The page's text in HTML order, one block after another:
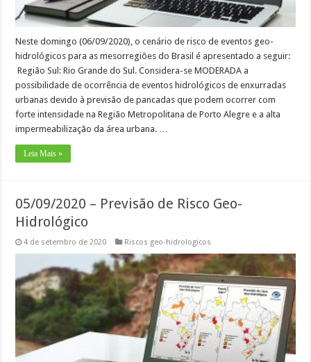
Neste domingo (06/09/2020), o cenário de risco de eventos geo-
hidrológicos para as mesorregiões do Brasil é apresentado a seguir:
Região Sul: Rio Grande do Sul. Considera-se MODERADA a
possibilidade de ocorrência de eventos hidrológicos de enxurradas
urbanas devido à previsão de pancadas que podem ocorrer com
forte intensidade na Região Metropolitana de Porto Alegre e a alta
impermeabilização da área urbana. …
Leia Mais »
05/09/2020 – Previsão de Risco Geo-
Hidrológico
4 de setembro de 2020 Riscos geo-hidrologicos